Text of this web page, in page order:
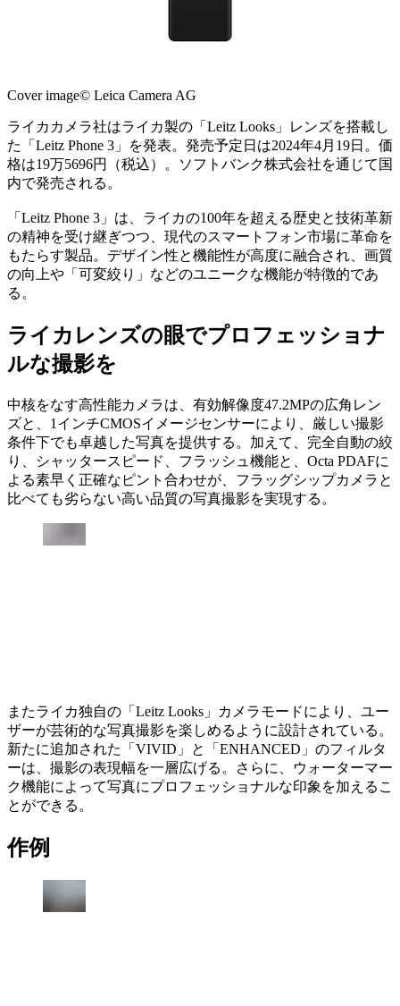
Cover image© Leica Camera AG
ライカカメラ社はライカ製の「Leitz Looks」レンズを搭載し
た「Leitz Phone 3」を発表。発売予定日は2024年4月19日。価
格は19万5696円（税込）。ソフトバンク株式会社を通じて国
内で発売される。
「Leitz Phone 3」は、ライカの100年を超える歴史と技術革新
の精神を受け継ぎつつ、現代のスマートフォン市場に革命を
もたらす製品。デザイン性と機能性が高度に融合され、画質
の向上や「可変絞り」などのユニークな機能が特徴的であ
る。
ライカレンズの眼でプロフェッショナ
ルな撮影を
中核をなす高性能カメラは、有効解像度47.2MPの広角レン
ズと、1インチCMOSイメージセンサーにより、厳しい撮影
条件下でも卓越した写真を提供する。加えて、完全自動の絞
り、シャッタースピード、フラッシュ機能と、Octa PDAFに
よる素早く正確なピント合わせが、フラッグシップカメラと
比べても劣らない高い品質の写真撮影を実現する。
またライカ独自の「Leitz Looks」カメラモードにより、ユー
ザーが芸術的な写真撮影を楽しめるように設計されている。
新たに追加された「VIVID」と「ENHANCED」のフィルタ
ーは、撮影の表現幅を一層広げる。さらに、ウォーターマー
ク機能によって写真にプロフェッショナルな印象を加えるこ
とができる。
作例